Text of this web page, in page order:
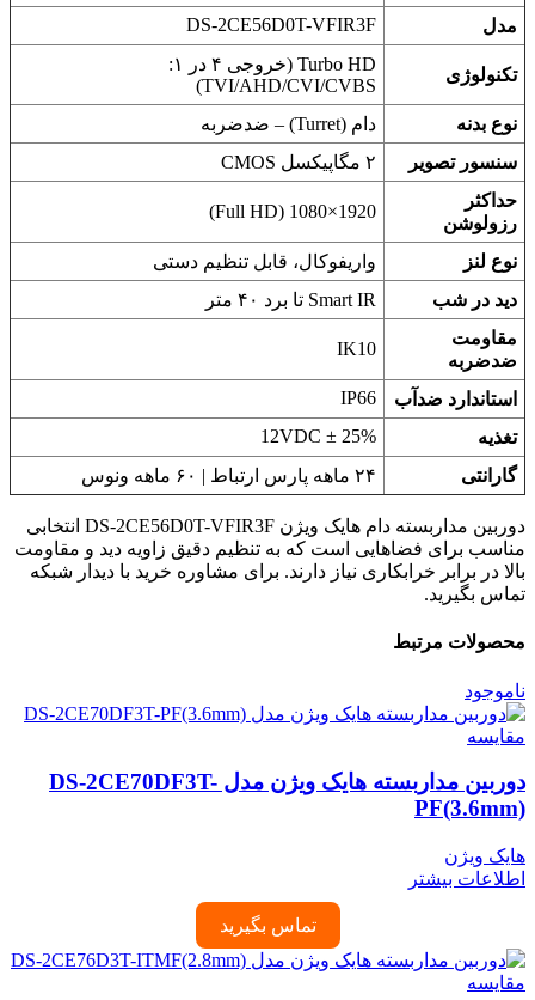
مدل
DS-2CE56D0T-VFIR3F
تکنولوژی
Turbo HD (خروجی ۴ در ۱:
TVI/AHD/CVI/CVBS)
نوع بدنه
دام (Turret) – ضدضربه
سنسور تصویر
۲ مگاپیکسل CMOS
حداکثر
رزولوشن
1920×1080 (Full HD)
نوع لنز
واریفوکال، قابل تنظیم دستی
دید در شب
Smart IR تا برد ۴۰ متر
مقاومت
ضدضربه
IK10
استاندارد ضدآب
IP66
تغذیه
12VDC ± 25%
گارانتی
۲۴ ماهه پارس ارتباط | ۶۰ ماهه ونوس
دوربین مداربسته دام هایک ویژن DS-2CE56D0T-VFIR3F انتخابی
مناسب برای فضاهایی است که به تنظیم دقیق زاویه دید و مقاومت
بالا در برابر خرابکاری نیاز دارند. برای مشاوره خرید با دیدار شبکه
تماس بگیرید.
محصولات مرتبط
ناموجود
مقایسه
دوربین مداربسته هایک ویژن مدل DS-2CE70DF3T-
PF(3.6mm)
هایک ویژن
اطلاعات بیشتر
تماس بگیرید
مقایسه